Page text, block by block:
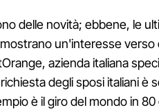
delle novità; ebbene, le
un'interesse
azienda italiana
degli sposi italiani è
è il giro del mondo in 80